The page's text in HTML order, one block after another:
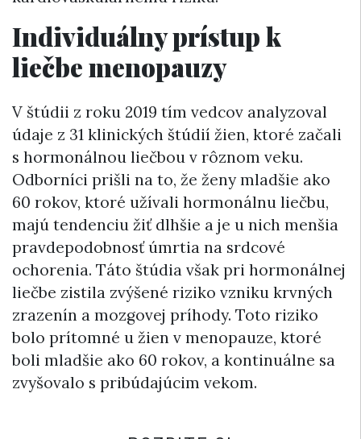
Individuálny prístup k
liečbe menopauzy
V štúdii z roku 2019 tím vedcov analyzoval
údaje z 31 klinických štúdií žien, ktoré začali
s hormonálnou liečbou v rôznom veku.
Odborníci prišli na to, že ženy mladšie ako
60 rokov, ktoré užívali hormonálnu liečbu,
majú tendenciu žiť dlhšie a je u nich menšia
pravdepodobnosť úmrtia na srdcové
ochorenia. Táto štúdia však pri hormonálnej
liečbe zistila zvýšené riziko vzniku krvných
zrazenín a mozgovej príhody. Toto riziko
bolo prítomné u žien v menopauze, ktoré
boli mladšie ako 60 rokov, a kontinuálne sa
zvyšovalo s pribúdajúcim vekom.